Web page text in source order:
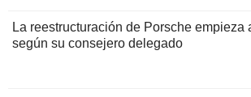
La reestructuración de Porsche empieza
según su consejero delegado